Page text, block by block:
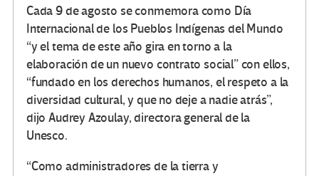
Cada 9 de agosto se conmemora como Día
Internacional de los Pueblos Indígenas del Mundo
“y el tema de este año gira en torno a la
elaboración de un nuevo contrato social” con ellos,
“fundado en los derechos humanos, el respeto a la
diversidad cultural, y que no deje a nadie atrás”,
dijo Audrey Azoulay, directora general de la
Unesco.
“Como administradores de la tierra y